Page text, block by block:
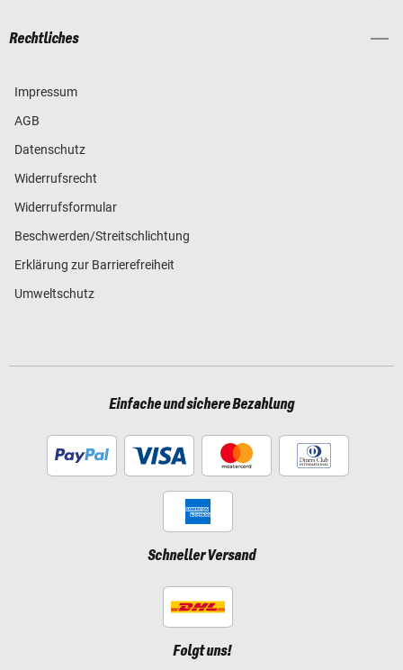
Rechtliches
Impressum
AGB
Datenschutz
Widerrufsrecht
Widerrufsformular
Beschwerden/Streitschlichtung
Erklärung zur Barrierefreiheit
Umweltschutz
Einfache und sichere Bezahlung
Schneller Versand
Folgt uns!